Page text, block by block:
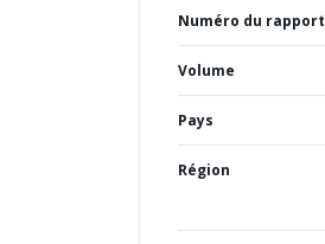
Numéro du rapport
Volume
Pays
Région